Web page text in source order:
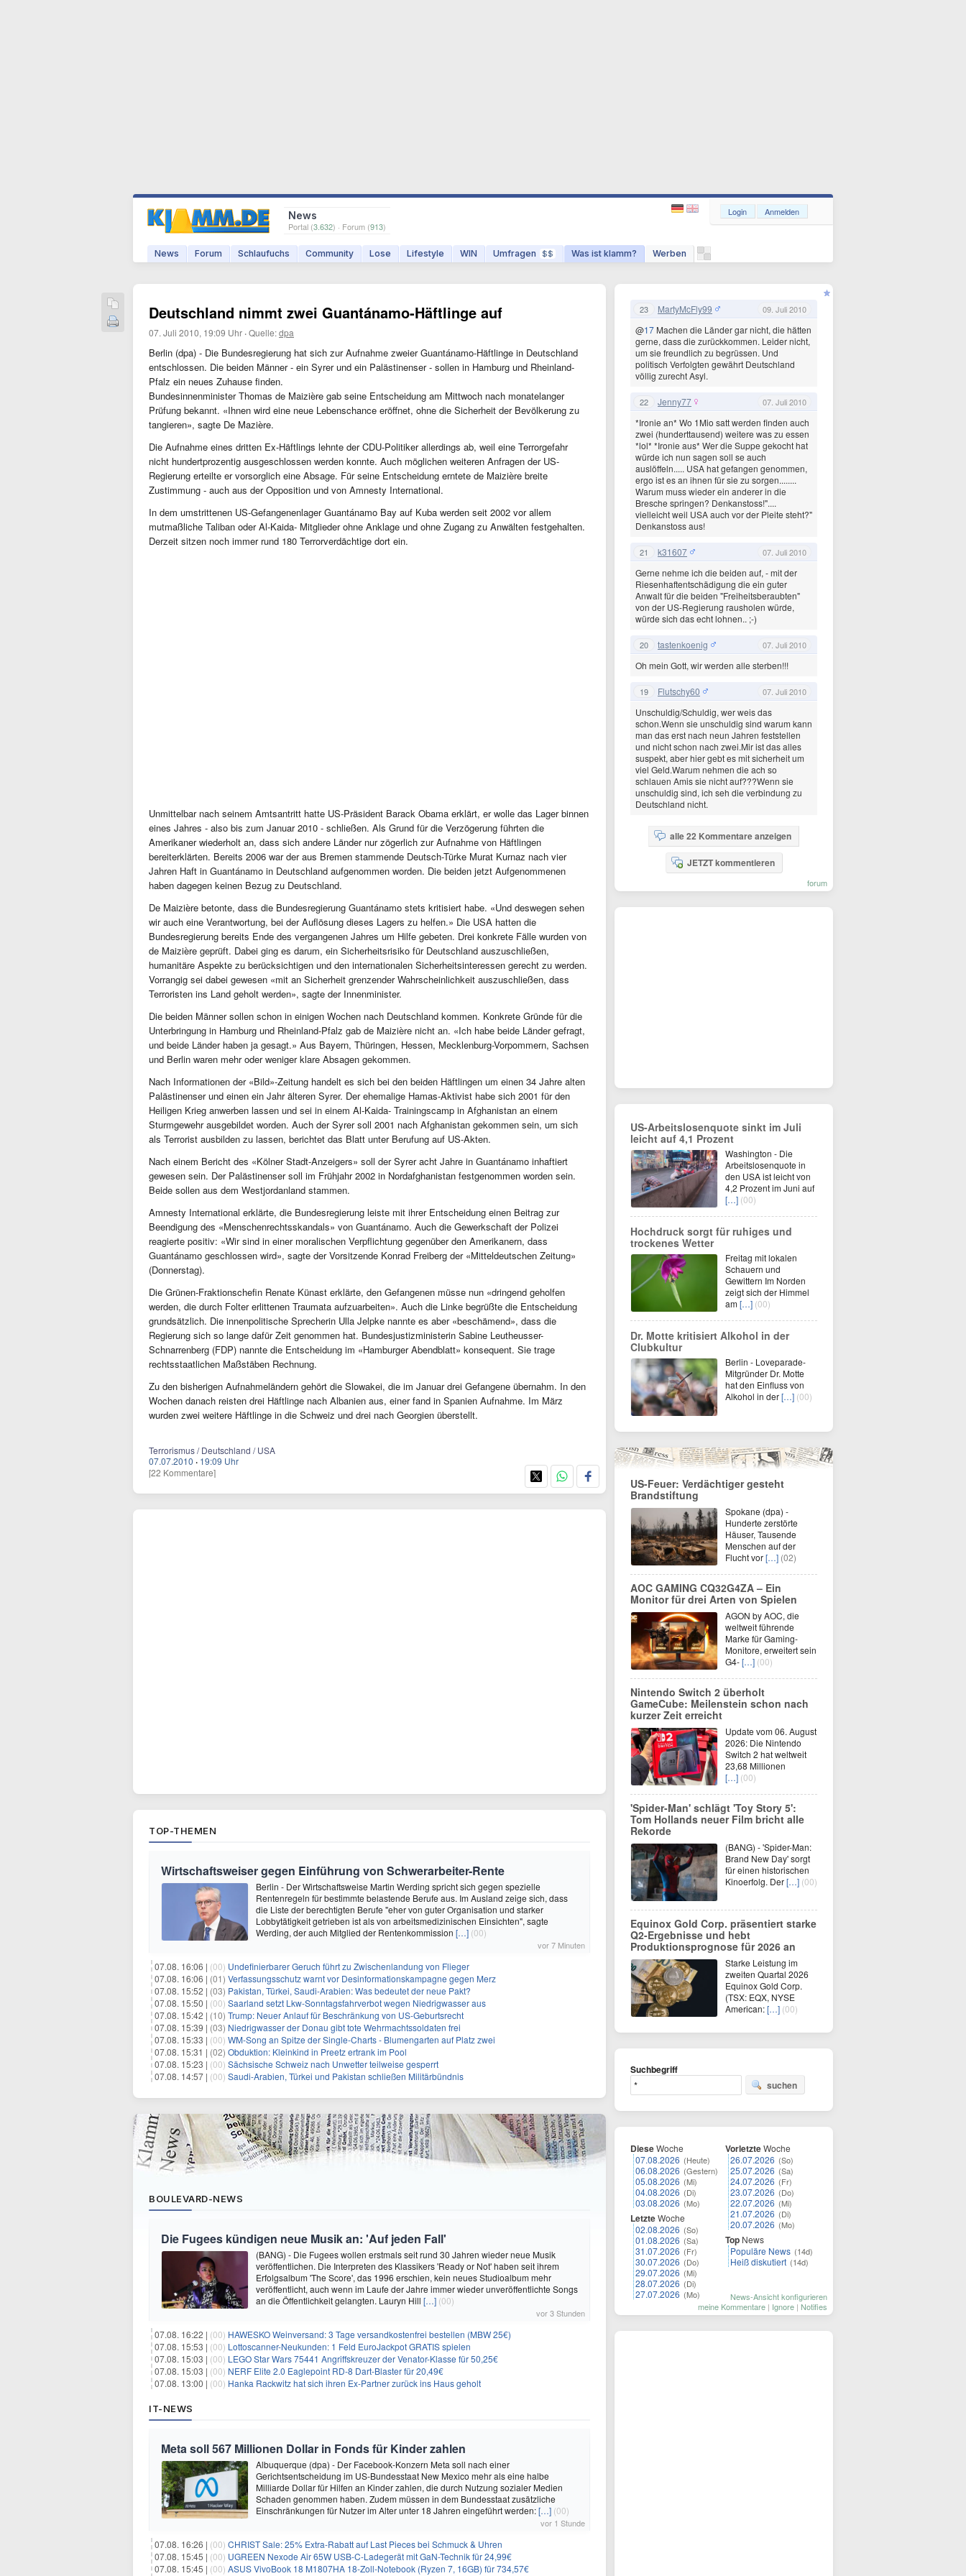
News
Portal (3.632) · Forum (913)
News Forum Schlaufuchs Community Lose Lifestyle WIN Umfragen $$ Was ist klamm? Werben
Login Anmelden
Deutschland nimmt zwei Guantánamo-Häftlinge auf
07. Juli 2010, 19:09 Uhr ·Quelle:dpa
Berlin (dpa) - Die Bundesregierung hat sich zur Aufnahme zweier Guantánamo-Häftlinge in Deutschland
entschlossen. Die beiden Männer - ein Syrer und ein Palästinenser - sollen in Hamburg und Rheinland-
Pfalz ein neues Zuhause finden.
Bundesinnenminister Thomas de Maizière gab seine Entscheidung am Mittwoch nach monatelanger
Prüfung bekannt. «Ihnen wird eine neue Lebenschance eröffnet, ohne die Sicherheit der Bevölkerung zu
tangieren», sagte De Mazière.
Die Aufnahme eines dritten Ex-Häftlings lehnte der CDU-Politiker allerdings ab, weil eine Terrorgefahr
nicht hundertprozentig ausgeschlossen werden konnte. Auch möglichen weiteren Anfragen der US-
Regierung erteilte er vorsorglich eine Absage. Für seine Entscheidung erntete de Maizière breite
Zustimmung - auch aus der Opposition und von Amnesty International.
In dem umstrittenen US-Gefangenenlager Guantánamo Bay auf Kuba werden seit 2002 vor allem
mutmaßliche Taliban oder Al-Kaida- Mitglieder ohne Anklage und ohne Zugang zu Anwälten festgehalten.
Derzeit sitzen noch immer rund 180 Terrorverdächtige dort ein.
Unmittelbar nach seinem Amtsantritt hatte US-Präsident Barack Obama erklärt, er wolle das Lager binnen
eines Jahres - also bis zum Januar 2010 - schließen. Als Grund für die Verzögerung führten die
Amerikaner wiederholt an, dass sich andere Länder nur zögerlich zur Aufnahme von Häftlingen
bereiterklärten. Bereits 2006 war der aus Bremen stammende Deutsch-Türke Murat Kurnaz nach vier
Jahren Haft in Guantánamo in Deutschland aufgenommen worden. Die beiden jetzt Aufgenommenen
haben dagegen keinen Bezug zu Deutschland.
De Maizière betonte, dass die Bundesregierung Guantánamo stets kritisiert habe. «Und deswegen sehen
wir auch eine Verantwortung, bei der Auflösung dieses Lagers zu helfen.» Die USA hatten die
Bundesregierung bereits Ende des vergangenen Jahres um Hilfe gebeten. Drei konkrete Fälle wurden von
de Maizière geprüft. Dabei ging es darum, ein Sicherheitsrisiko für Deutschland auszuschließen,
humanitäre Aspekte zu berücksichtigen und den internationalen Sicherheitsinteressen gerecht zu werden.
Vorrangig sei dabei gewesen «mit an Sicherheit grenzender Wahrscheinlichkeit auszuschließen, dass
Terroristen ins Land geholt werden», sagte der Innenminister.
Die beiden Männer sollen schon in einigen Wochen nach Deutschland kommen. Konkrete Gründe für die
Unterbringung in Hamburg und Rheinland-Pfalz gab de Maizière nicht an. «Ich habe beide Länder gefragt,
und beide Länder haben ja gesagt.» Aus Bayern, Thüringen, Hessen, Mecklenburg-Vorpommern, Sachsen
und Berlin waren mehr oder weniger klare Absagen gekommen.
Nach Informationen der «Bild»-Zeitung handelt es sich bei den beiden Häftlingen um einen 34 Jahre alten
Palästinenser und einen ein Jahr älteren Syrer. Der ehemalige Hamas-Aktivist habe sich 2001 für den
Heiligen Krieg anwerben lassen und sei in einem Al-Kaida- Trainingscamp in Afghanistan an einem
Sturmgewehr ausgebildet worden. Auch der Syrer soll 2001 nach Afghanistan gekommen sein, um sich
als Terrorist ausbilden zu lassen, berichtet das Blatt unter Berufung auf US-Akten.
Nach einem Bericht des «Kölner Stadt-Anzeigers» soll der Syrer acht Jahre in Guantánamo inhaftiert
gewesen sein. Der Palästinenser soll im Frühjahr 2002 in Nordafghanistan festgenommen worden sein.
Beide sollen aus dem Westjordanland stammen.
Amnesty International erklärte, die Bundesregierung leiste mit ihrer Entscheidung einen Beitrag zur
Beendigung des «Menschenrechtsskandals» von Guantánamo. Auch die Gewerkschaft der Polizei
reagierte positiv: «Wir sind in einer moralischen Verpflichtung gegenüber den Amerikanern, dass
Guantánamo geschlossen wird», sagte der Vorsitzende Konrad Freiberg der «Mitteldeutschen Zeitung»
(Donnerstag).
Die Grünen-Fraktionschefin Renate Künast erklärte, den Gefangenen müsse nun «dringend geholfen
werden, die durch Folter erlittenen Traumata aufzuarbeiten». Auch die Linke begrüßte die Entscheidung
grundsätzlich. Die innenpolitische Sprecherin Ulla Jelpke nannte es aber «beschämend», dass die
Regierung sich so lange dafür Zeit genommen hat. Bundesjustizministerin Sabine Leutheusser-
Schnarrenberg (FDP) nannte die Entscheidung im «Hamburger Abendblatt» konsequent. Sie trage
rechtsstaatlichen Maßstäben Rechnung.
Zu den bisherigen Aufnahmeländern gehört die Slowakei, die im Januar drei Gefangene übernahm. In den
Wochen danach reisten drei Häftlinge nach Albanien aus, einer fand in Spanien Aufnahme. Im März
wurden zwei weitere Häftlinge in die Schweiz und drei nach Georgien überstellt.
Terrorismus / Deutschland / USA
07.07.2010 · 19:09 Uhr
[22 Kommentare]
TOP-THEMEN
Wirtschaftsweiser gegen Einführung von Schwerarbeiter-Rente
Berlin - Der Wirtschaftsweise Martin Werding spricht sich gegen spezielle
Rentenregeln für bestimmte belastende Berufe aus. Im Ausland zeige sich, dass
die Liste der berechtigten Berufe "eher von guter Organisation und starker
Lobbytätigkeit getrieben ist als von arbeitsmedizinischen Einsichten", sagte
Werding, der auch Mitglied der Rentenkommission […] (00)
vor 7 Minuten
07.08. 16:06 | (00) Undefinierbarer Geruch führt zu Zwischenlandung von Flieger
07.08. 16:06 | (01) Verfassungsschutz warnt vor Desinformationskampagne gegen Merz
07.08. 15:52 | (03) Pakistan, Türkei, Saudi-Arabien: Was bedeutet der neue Pakt?
07.08. 15:50 | (00) Saarland setzt Lkw-Sonntagsfahrverbot wegen Niedrigwasser aus
07.08. 15:42 | (10) Trump: Neuer Anlauf für Beschränkung von US-Geburtsrecht
07.08. 15:39 | (03) Niedrigwasser der Donau gibt tote Wehrmachtssoldaten frei
07.08. 15:33 | (00) WM-Song an Spitze der Single-Charts - Blumengarten auf Platz zwei
07.08. 15:31 | (02) Obduktion: Kleinkind in Preetz ertrank im Pool
07.08. 15:23 | (00) Sächsische Schweiz nach Unwetter teilweise gesperrt
07.08. 14:57 | (00) Saudi-Arabien, Türkei und Pakistan schließen Militärbündnis
BOULEVARD-NEWS
Die Fugees kündigen neue Musik an: 'Auf jeden Fall'
(BANG) - Die Fugees wollen erstmals seit rund 30 Jahren wieder neue Musik
veröffentlichen. Die Interpreten des Klassikers 'Ready or Not' haben seit ihrem
Erfolgsalbum 'The Score', das 1996 erschien, kein neues Studioalbum mehr
veröffentlicht, auch wenn im Laufe der Jahre immer wieder unveröffentlichte Songs
an die Öffentlichkeit gelangten. Lauryn Hill […] (00)
vor 3 Stunden
07.08. 16:22 | (00) HAWESKO Weinversand: 3 Tage versandkostenfrei bestellen (MBW 25€)
07.08. 15:53 | (00) Lottoscanner-Neukunden: 1 Feld EuroJackpot GRATIS spielen
07.08. 15:03 | (00) LEGO Star Wars 75441 Angriffskreuzer der Venator-Klasse für 50,25€
07.08. 15:03 | (00) NERF Elite 2.0 Eaglepoint RD-8 Dart-Blaster für 20,49€
07.08. 13:00 | (00) Hanka Rackwitz hat sich ihren Ex-Partner zurück ins Haus geholt
IT-NEWS
Meta soll 567 Millionen Dollar in Fonds für Kinder zahlen
Albuquerque (dpa) - Der Facebook-Konzern Meta soll nach einer
Gerichtsentscheidung im US-Bundesstaat New Mexico mehr als eine halbe
Milliarde Dollar für Hilfen an Kinder zahlen, die durch Nutzung sozialer Medien
Schaden genommen haben. Zudem müssen in dem Bundesstaat zusätzliche
Einschränkungen für Nutzer im Alter unter 18 Jahren eingeführt werden:[…] (00)
vor 1 Stunde
07.08. 16:26 | (00) CHRIST Sale: 25% Extra-Rabatt auf Last Pieces bei Schmuck & Uhren
07.08. 15:45 | (00) UGREEN Nexode Air 65W USB-C-Ladegerät mit GaN-Technik für 24,99€
07.08. 15:45 | (00) ASUS VivoBook 18 M1807HA 18-Zoll-Notebook (Ryzen 7, 16GB) für 734,57€
23 MartyMcFly99 09. Juli 2010
@17 Machen die Länder gar nicht, die hätten
gerne, dass die zurückkommen. Leider nicht,
um sie freundlich zu begrüssen. Und
politisch Verfolgten gewährt Deutschland
völlig zurecht Asyl.
22 Jenny77 07. Juli 2010
*Ironie an* Wo 1Mio satt werden finden auch
zwei (hunderttausend) weitere was zu essen
*lol* *Ironie aus* Wer die Suppe gekocht hat
würde ich nun sagen soll se auch
auslöffeln..... USA hat gefangen genommen,
ergo ist es an ihnen für sie zu sorgen........
Warum muss wieder ein anderer in die
Bresche springen? Denkanstoss!"....
vielleicht weil USA auch vor der Pleite steht?"
Denkanstoss aus!
21 k31607 07. Juli 2010
Gerne nehme ich die beiden auf, - mit der
Riesenhaftentschädigung die ein guter
Anwalt für die beiden "Freiheitsberaubten"
von der US-Regierung rausholen würde,
würde sich das echt lohnen.. ;-)
20 tastenkoenig 07. Juli 2010
Oh mein Gott, wir werden alle sterben!!!
19 Flutschy60 07. Juli 2010
Unschuldig/Schuldig, wer weis das
schon.Wenn sie unschuldig sind warum kann
man das erst nach neun Jahren feststellen
und nicht schon nach zwei.Mir ist das alles
suspekt, aber hier gebt es mit sicherheit um
viel Geld.Warum nehmen die ach so
schlauen Amis sie nicht auf???Wenn sie
unschuldig sind, ich seh die verbindung zu
Deutschland nicht.
alle 22 Kommentare anzeigen
JETZT kommentieren
forum
US-Arbeitslosenquote sinkt im Juli
leicht auf 4,1 Prozent
Washington - Die
Arbeitslosenquote in
den USA ist leicht von
4,2 Prozent im Juni auf
[…] (00)
Hochdruck sorgt für ruhiges und
trockenes Wetter
Freitag mit lokalen
Schauern und
Gewittern Im Norden
zeigt sich der Himmel
am[…] (00)
Dr. Motte kritisiert Alkohol in der
Clubkultur
Berlin - Loveparade-
Mitgründer Dr. Motte
hat den Einfluss von
Alkohol in der[…] (00)
US-Feuer: Verdächtiger gesteht
Brandstiftung
Spokane (dpa) -
Hunderte zerstörte
Häuser, Tausende
Menschen auf der
Flucht vor[…] (02)
AOC GAMING CQ32G4ZA – Ein
Monitor für drei Arten von Spielen
AGON by AOC, die
weltweit führende
Marke für Gaming-
Monitore, erweitert sein
G4-[…] (00)
Nintendo Switch 2 überholt
GameCube: Meilenstein schon nach
kurzer Zeit erreicht
Update vom 06. August
2026: Die Nintendo
Switch 2 hat weltweit
23,68 Millionen
[…] (00)
'Spider-Man' schlägt 'Toy Story 5':
Tom Hollands neuer Film bricht alle
Rekorde
(BANG) - 'Spider-Man:
Brand New Day' sorgt
für einen historischen
Kinoerfolg. Der[…] (00)
Equinox Gold Corp. präsentiert starke
Q2-Ergebnisse und hebt
Produktionsprognose für 2026 an
Starke Leistung im
zweiten Quartal 2026
Equinox Gold Corp.
(TSX: EQX, NYSE
American:[…] (00)
Suchbegriff
suchen
DieseWoche
07.08.2026 (Heute)
06.08.2026 (Gestern)
05.08.2026 (Mi)
04.08.2026 (Di)
03.08.2026 (Mo)
LetzteWoche
02.08.2026 (So)
01.08.2026 (Sa)
31.07.2026 (Fr)
30.07.2026 (Do)
29.07.2026 (Mi)
28.07.2026 (Di)
27.07.2026 (Mo)
VorletzteWoche
26.07.2026 (So)
25.07.2026 (Sa)
24.07.2026 (Fr)
23.07.2026 (Do)
22.07.2026 (Mi)
21.07.2026 (Di)
20.07.2026 (Mo)
Top News
Populäre News (14d)
Heiß diskutiert (14d)
News-Ansicht konfigurieren
meine Kommentare | Ignore | Notifies